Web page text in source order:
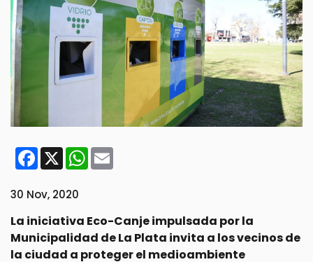
Facebook
X WhatsApp
Email
30 Nov, 2020
La iniciativa Eco-Canje impulsada por la
Municipalidad de La Plata invita a los vecinos de
la ciudad a proteger el medioambiente